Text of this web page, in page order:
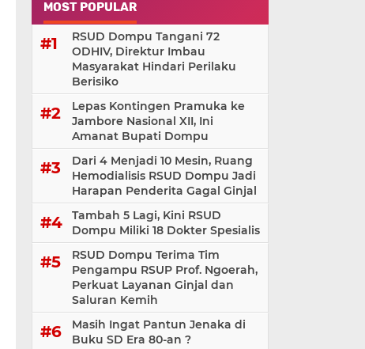
MOST POPULAR
RSUD Dompu Tangani 72
ODHIV, Direktur Imbau
Masyarakat Hindari Perilaku
Berisiko
Lepas Kontingen Pramuka ke
Jambore Nasional XII, Ini
Amanat Bupati Dompu
Dari 4 Menjadi 10 Mesin, Ruang
Hemodialisis RSUD Dompu Jadi
Harapan Penderita Gagal Ginjal
Tambah 5 Lagi, Kini RSUD
Dompu Miliki 18 Dokter Spesialis
RSUD Dompu Terima Tim
Pengampu RSUP Prof. Ngoerah,
Perkuat Layanan Ginjal dan
Saluran Kemih
Masih Ingat Pantun Jenaka di
Buku SD Era 80-an ?